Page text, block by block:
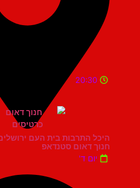
היכל התרבות בית העם ירושלים
20:30
חנוך דאום סטנדאפ
יום ד'